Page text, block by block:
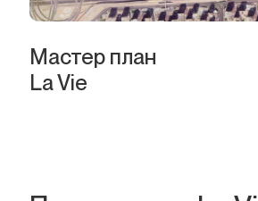
Мастер план
La Vie